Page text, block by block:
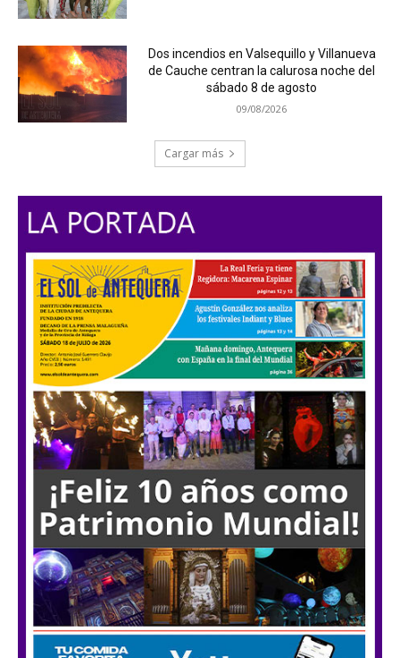
Dos incendios en Valsequillo y Villanueva
de Cauche centran la calurosa noche del
sábado 8 de agosto
09/08/2026
Cargar más